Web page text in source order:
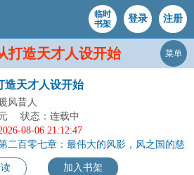
临时
书架
登录 注册
打造天才人设开始 菜单
造天才人设开始
风昔人
状态：连载中
08-06 21:12:47
二百零七章：最伟大的风影，风之国的慈
加入书架